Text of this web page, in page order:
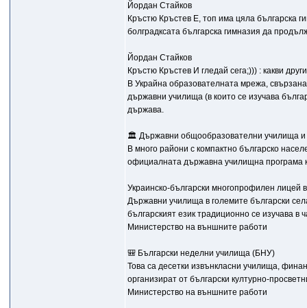
Йордан Стайков
Кръстю Кръстев Е, топ има цяла българска
болградксата българска гимназия да
Йордан Стайков
Кръстю Кръстев И гледай сега;))) : какви
В Украйна образователната мрежа,
държавни училища (в които се изучава
държава.
🏛️ Държавни общообразователни училища и
В много райони с компактно българско
официалната държавна училищна програма
Украинско-български многопрофилен лицей
Държавни училища в големите български
българският език традиционно се изучава в
Министерство на външните работи
🎒 Български неделни училища (БНУ)
Това са десетки извънкласни училища,
организират от български културно-
Министерство на външните работи